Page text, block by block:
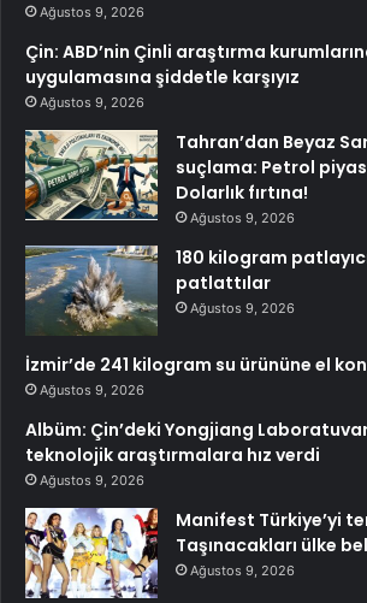
Ağustos 9, 2026
Çin: ABD’nin Çinli araştırma
uygulamasına şiddetle karşıyız
Ağustos 9, 2026
Tahran’dan Beyaz
suçlama: Petrol
Dolarlık fırtına!
Ağustos 9, 2026
180 kilogram
patlattılar
Ağustos 9, 2026
İzmir’de 241 kilogram su ürününe el
Ağustos 9, 2026
Albüm: Çin’deki Yongjiang
teknolojik araştırmalara hız verdi
Ağustos 9, 2026
Manifest Türkiye’yi
Taşınacakları ülke
Ağustos 9, 2026